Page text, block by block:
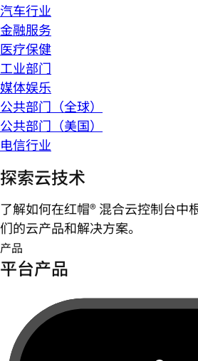
汽车行业
金融服务
医疗保健
工业部门
媒体娱乐
公共部门（全球）
公共部门（美国）
电信行业
探索云技术
了解如何在红帽® 混合云控制台中
们的云产品和解决方案。
产品
平台产品